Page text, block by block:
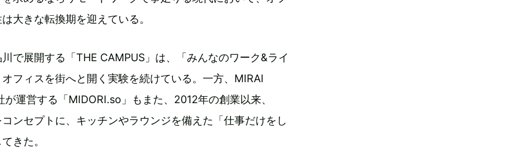
大きな転換期を迎えている。
で展開する「THE CAMPUS」は、「みんなのワーク&ライ
フィスを街へと開く実験を続けている。一方、MIRAI
運営する「MIDORI.so」もまた、2012年の創業以来、
ンセプトに、キッチンやラウンジを備えた「仕事だけをし
きた。